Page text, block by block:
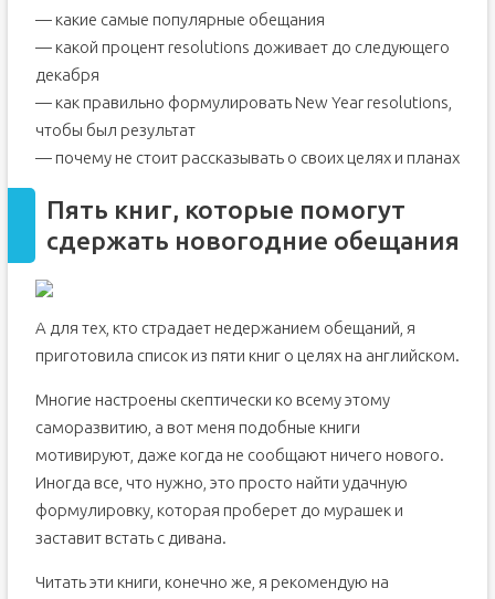
— какие самые популярные обещания
— какой процент resolutions доживает до следующего
декабря
— как правильно формулировать New Year resolutions,
чтобы был результат
— почему не стоит рассказывать о своих целях и планах
Пять книг, которые помогут
сдержать новогодние обещания
А для тех, кто страдает недержанием обещаний, я
приготовила список из пяти книг о целях на английском.
Многие настроены скептически ко всему этому
саморазвитию, а вот меня подобные книги
мотивируют, даже когда не сообщают ничего нового.
Иногда все, что нужно, это просто найти удачную
формулировку, которая проберет до мурашек и
заставит встать с дивана.
Читать эти книги, конечно же, я рекомендую на